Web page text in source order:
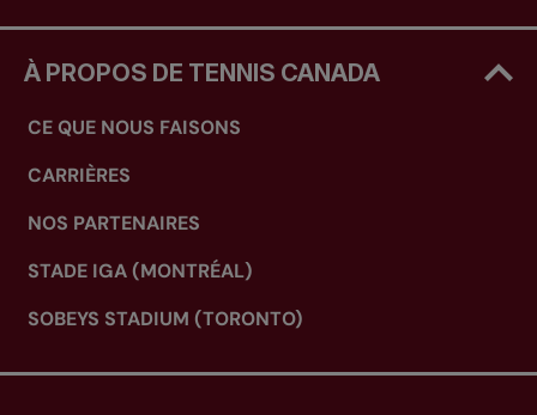
À PROPOS DE TENNIS CANADA
CE QUE NOUS FAISONS
CARRIÈRES
NOS PARTENAIRES
STADE IGA (MONTRÉAL)
SOBEYS STADIUM (TORONTO)